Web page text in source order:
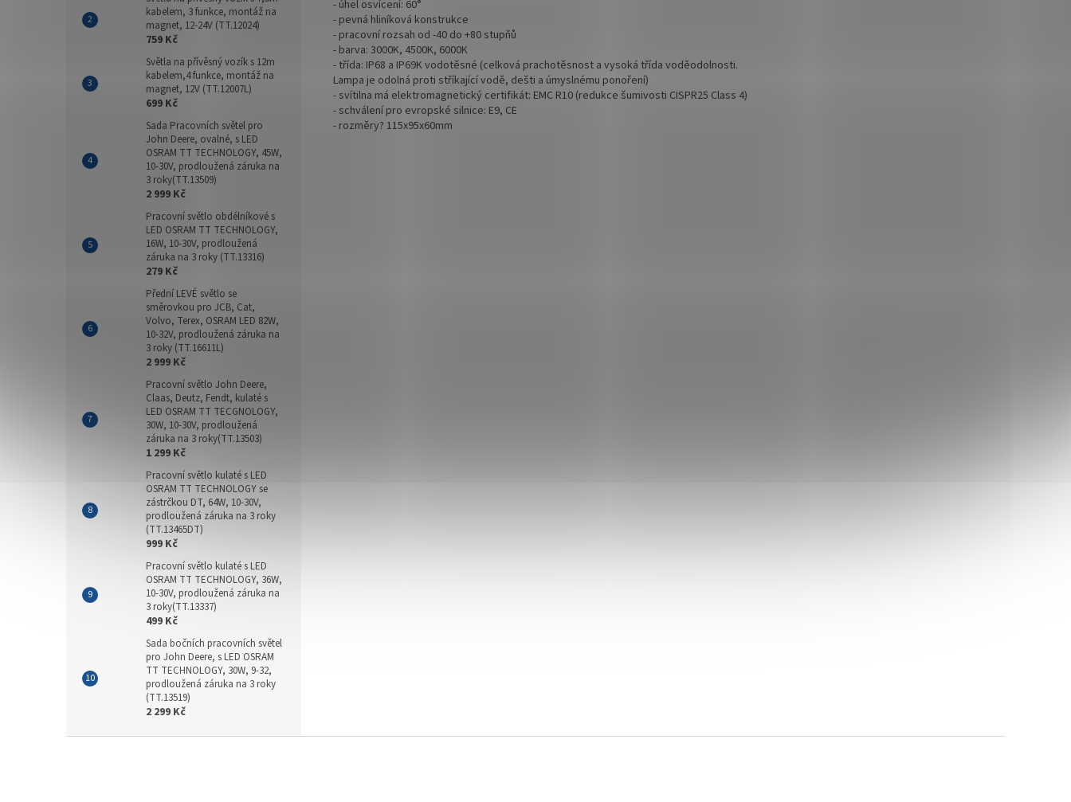
kabelem, 3 funkce, montáž na
magnet, 12-24V (TT.12024)
759 Kč
Světla na přívěsný vozík s 12m
kabelem,4 funkce, montáž na
magnet, 12V (TT.12007L)
699 Kč
Sada Pracovních světel pro
John Deere, ovalné, s LED
OSRAM TT TECHNOLOGY, 45W,
10-30V, prodloužená záruka na
3 roky(TT.13509)
2 999 Kč
Pracovní světlo obdélníkové s
LED OSRAM TT TECHNOLOGY,
16W, 10-30V, prodloužená
záruka na 3 roky (TT.13316)
279 Kč
Přední LEVÉ světlo se
směrovkou pro JCB, Cat,
Volvo, Terex, OSRAM LED 82W,
10-32V, prodloužená záruka na
3 roky (TT.16611L)
2 999 Kč
Pracovní světlo John Deere,
Claas, Deutz, Fendt, kulaté s
LED OSRAM TT TECGNOLOGY,
30W, 10-30V, prodloužená
záruka na 3 roky(TT.13503)
1 299 Kč
Pracovní světlo kulaté s LED
OSRAM TT TECHNOLOGY se
zástrčkou DT, 64W, 10-30V,
prodloužená záruka na 3 roky
(TT.13465DT)
999 Kč
Pracovní světlo kulaté s LED
OSRAM TT TECHNOLOGY, 36W,
10-30V, prodloužená záruka na
3 roky(TT.13337)
499 Kč
Sada bočních pracovních světel
pro John Deere, s LED OSRAM
TT TECHNOLOGY, 30W, 9-32,
prodloužená záruka na 3 roky
(TT.13519)
2 299 Kč
- úhel osvícení: 60°
- pevná hliníková konstrukce
- pracovní rozsah od -40 do +80 stupňů
- barva: 3000K, 4500K, 6000K
- třída: IP68 a IP69K vodotěsné (celková prachotěsnost a vysoká třída voděodolnosti.
Lampa je odolná proti stříkající vodě, dešti a úmyslnému ponoření)
- svítilna má elektromagnetický certifikát: EMC R10 (redukce šumivosti CISPR25 Class 4)
- schválení pro evropské silnice: E9, CE
- rozměry? 115x95x60mm